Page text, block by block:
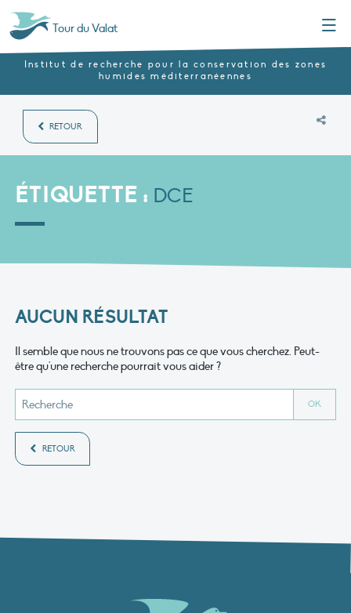
Tour du Valat
Institut de recherche pour la conservation des zones
humides méditerranéennes
RETOUR
ÉTIQUETTE : DCE
AUCUN RÉSULTAT
Il semble que nous ne trouvons pas ce que vous cherchez. Peut-
être qu'une recherche pourrait vous aider ?
RETOUR